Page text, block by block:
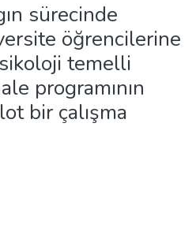
sürecinde
öğrencilerine
temelli
programının
bir çalışma